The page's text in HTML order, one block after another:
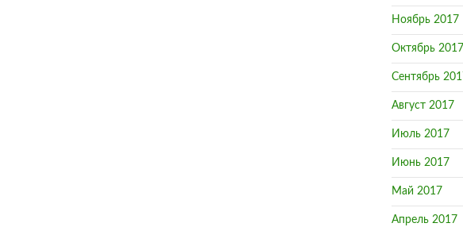
Ноябрь 2017
Октябрь 2017
Сентябрь
Август 2017
Июль 2017
Июнь 2017
Май 2017
Апрель 2017